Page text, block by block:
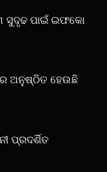
ସୁଦୃଢ ପାଇଁ ଇଫକୋ
ଅନୁଷ୍ଠିତ ହେଉଛି
ପ୍ରଦର୍ଶିତ